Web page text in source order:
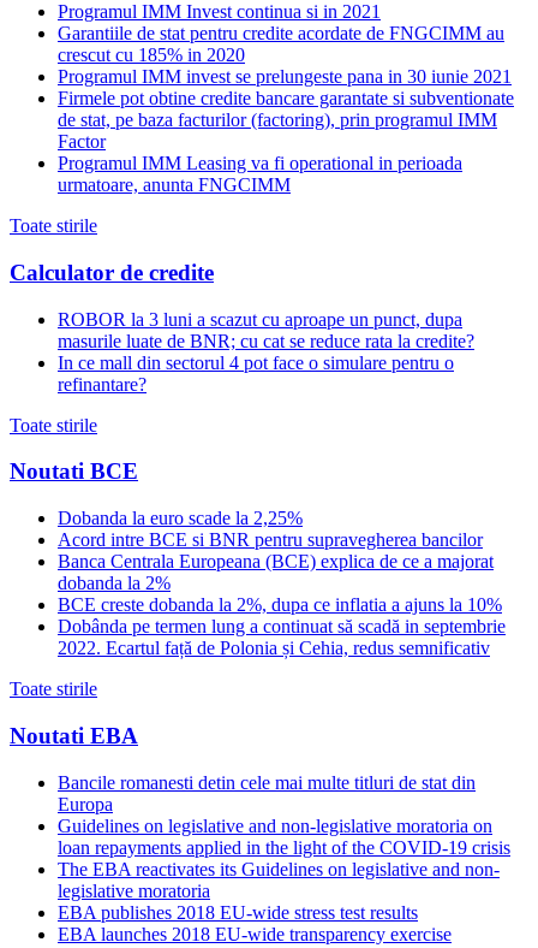
Programul IMM Invest continua si in 2021
Garantiile de stat pentru credite acordate de FNGCIMM au
crescut cu 185% in 2020
Programul IMM invest se prelungeste pana in 30 iunie 2021
Firmele pot obtine credite bancare garantate si subventionate
de stat, pe baza facturilor (factoring), prin programul IMM
Factor
Programul IMM Leasing va fi operational in perioada
urmatoare, anunta FNGCIMM
Toate stirile
Calculator de credite
ROBOR la 3 luni a scazut cu aproape un punct, dupa
masurile luate de BNR; cu cat se reduce rata la credite?
In ce mall din sectorul 4 pot face o simulare pentru o
refinantare?
Toate stirile
Noutati BCE
Dobanda la euro scade la 2,25%
Acord intre BCE si BNR pentru supravegherea bancilor
Banca Centrala Europeana (BCE) explica de ce a majorat
dobanda la 2%
BCE creste dobanda la 2%, dupa ce inflatia a ajuns la 10%
Dobânda pe termen lung a continuat să scadă in septembrie
2022. Ecartul față de Polonia și Cehia, redus semnificativ
Toate stirile
Noutati EBA
Bancile romanesti detin cele mai multe titluri de stat din
Europa
Guidelines on legislative and non-legislative moratoria on
loan repayments applied in the light of the COVID-19 crisis
The EBA reactivates its Guidelines on legislative and non-
legislative moratoria
EBA publishes 2018 EU-wide stress test results
EBA launches 2018 EU-wide transparency exercise